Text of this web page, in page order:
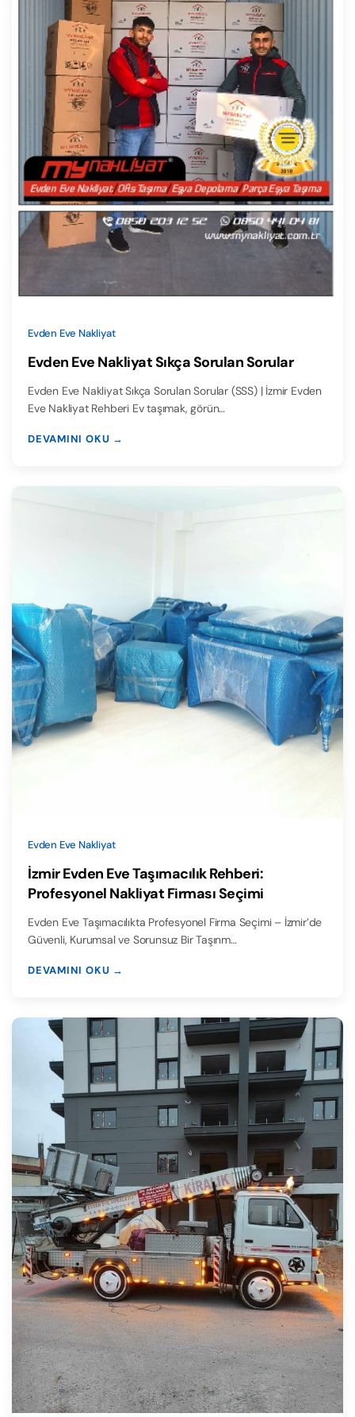
Evden Eve Nakliyat
Evden Eve Nakliyat Sıkça Sorulan Sorular
Evden Eve Nakliyat Sıkça Sorulan Sorular (SSS) | İzmir Evden
Eve Nakliyat Rehberi Ev taşımak, görün…
DEVAMINI OKU →
Evden Eve Nakliyat
İzmir Evden Eve Taşımacılık Rehberi:
Profesyonel Nakliyat Firması Seçimi
Evden Eve Taşımacılıkta Profesyonel Firma Seçimi – İzmir’de
Güvenli, Kurumsal ve Sorunsuz Bir Taşınm…
DEVAMINI OKU →